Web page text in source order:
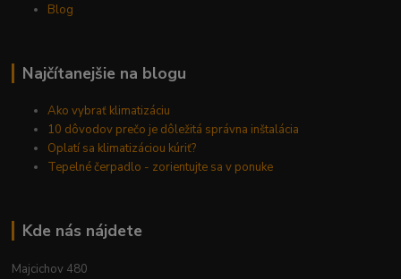
Blog
Najčítanejšie na blogu
Ako vybrať klimatizáciu
10 dôvodov prečo je dôležitá správna inštalácia
Oplatí sa klimatizáciou kúriť?
Tepelné čerpadlo - zorientujte sa v ponuke
Kde nás nájdete
Majcichov 480